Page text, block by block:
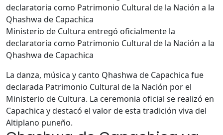
Ministerio de Cultura entregó oficialmente la
declaratoria como Patrimonio Cultural de la Nación a la
Qhashwa de Capachica
La danza, música y canto Qhashwa de Capachica fue
declarada Patrimonio Cultural de la Nación por el
Ministerio de Cultura. La ceremonia oficial se realizó en
Capachica y destacó el valor de esta tradición viva del
Altiplano puneño.